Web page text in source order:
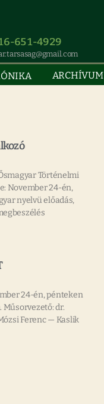
651-4929
ARCHÍVUM
Történelmi
November 24-én,
nyelvü előadás,
24-én, pénteken
dr.
Ferenc — Kaslik